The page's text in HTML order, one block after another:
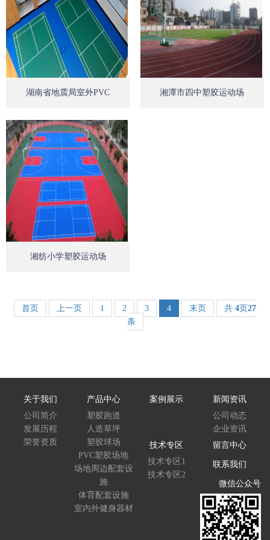
湖南省地震局室外PVC
Open
湘潭市四中塑胶运动场
湘纺小学塑胶运动场
首页 上一页 1 2 3 4 末页 共 4页27
条
关于我们
公司简介
发展历程
荣誉资质
产品中心
塑胶跑道
人造草坪
塑胶球场
PVC塑胶场地
场地周边配套设
施
体育配套设施
室内外健身器材
案例展示
新闻资讯
公司动态
企业资讯
技术专区
技术专区1
技术专区2
留言中心
联系我们
微信公众号